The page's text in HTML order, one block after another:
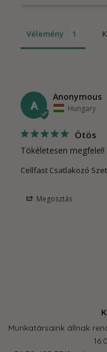
Vélemény
A
Anonymous
Hungary
Ötös
Tökéletesen megfelel!
Cellfast Csatlakozó
Megosztás
Munkatársaink állnak